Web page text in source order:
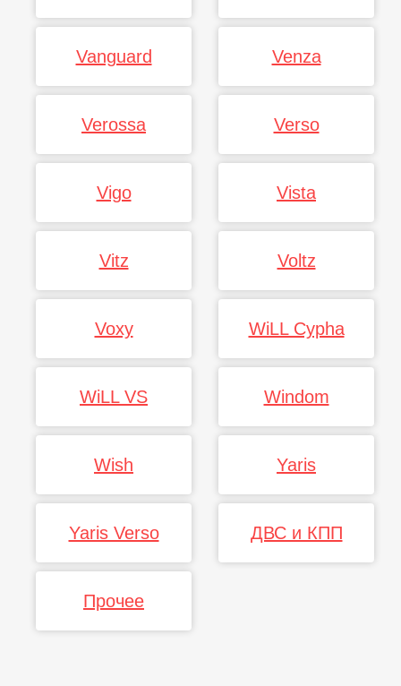
Vanguard Venza
Verossa Verso
Vigo Vista
Vitz Voltz
Voxy WiLL Cypha
WiLL VS Windom
Wish Yaris
Yaris Verso ДВС и КПП
Прочее